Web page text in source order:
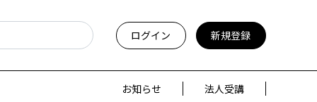
ログイン 新規登録
お知らせ 法人受講